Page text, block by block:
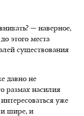
— наверное,
этого места
существования
давно не
размах насилия
уже
шире, и